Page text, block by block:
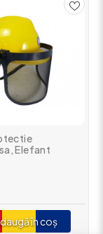
Elefant
în coș